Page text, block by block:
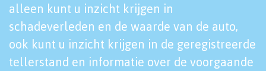
alleen kunt u inzicht krijgen in
schadeverleden en de waarde van de auto,
ook kunt u inzicht krijgen in de geregistreerde
tellerstand en informatie over de voorgaande